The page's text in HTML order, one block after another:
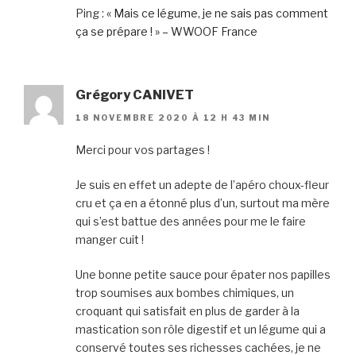
Ping : « Mais ce légume, je ne sais pas comment
ça se prépare ! » – WWOOF France
Grégory CANIVET
18 NOVEMBRE 2020 À 12 H 43 MIN
Merci pour vos partages !
Je suis en effet un adepte de l’apéro choux-fleur
cru et ça en a étonné plus d’un, surtout ma mère
qui s’est battue des années pour me le faire
manger cuit !
Une bonne petite sauce pour épater nos papilles
trop soumises aux bombes chimiques, un
croquant qui satisfait en plus de garder à la
mastication son rôle digestif et un légume qui a
conservé toutes ses richesses cachées, je ne